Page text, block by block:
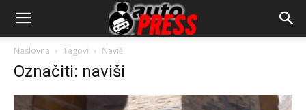
AutopressHR
Naslovna Tagovi Naviši
Označiti: naviši